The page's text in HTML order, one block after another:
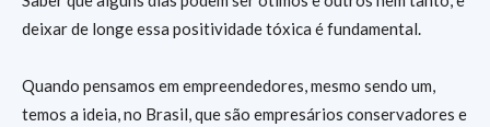
deixar de longe essa positividade tóxica é fundamental.
Quando pensamos em empreendedores, mesmo sendo um,
temos a ideia, no Brasil, que são empresários conservadores e